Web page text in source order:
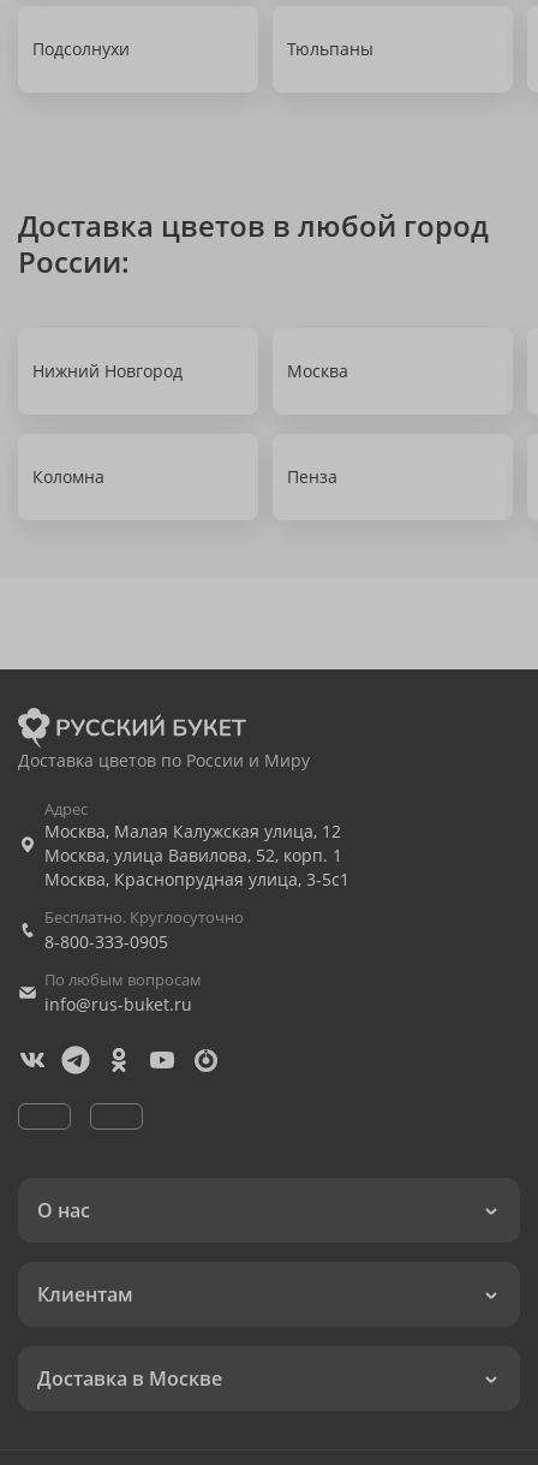
Подсолнухи Тюльпаны
Доставка цветов в любой город
России:
Нижний Новгород Москва
Коломна Пенза
Доставка цветов по России и Миру
Адрес
Москва, Малая Калужская улица, 12
Москва, улица Вавилова, 52, корп. 1
Москва, Краснопрудная улица, 3-5с1
Бесплатно. Круглосуточно
8-800-333-0905
По любым вопросам
info@rus-buket.ru
О нас
Клиентам
Доставка в Москве